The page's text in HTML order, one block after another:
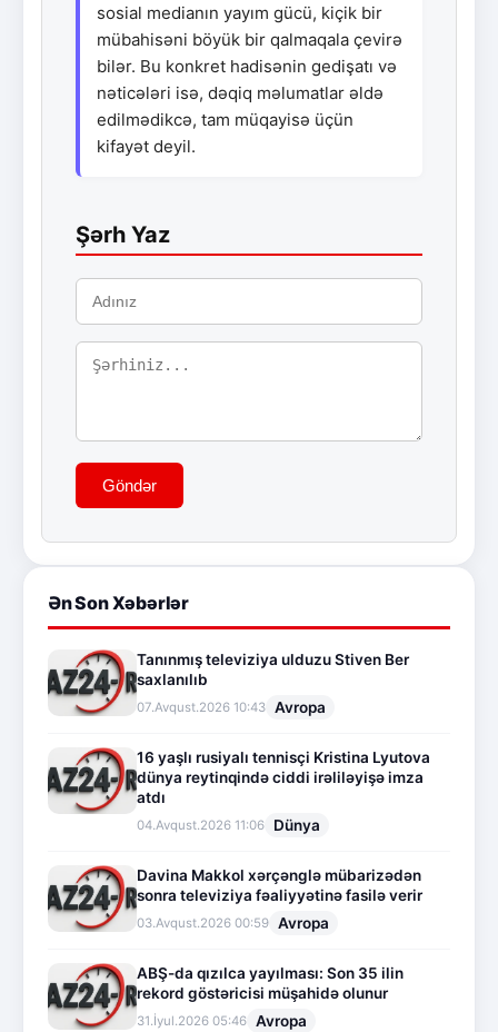
sosial medianın yayım gücü, kiçik bir
mübahisəni böyük bir qalmaqala çevirə
bilər. Bu konkret hadisənin gedişatı və
nəticələri isə, dəqiq məlumatlar əldə
edilmədikcə, tam müqayisə üçün
kifayət deyil.
Şərh Yaz
Göndər
Ən Son Xəbərlər
Tanınmış televiziya ulduzu Stiven Ber
saxlanılıb
07.Avqust.2026 10:43 Avropa
16 yaşlı rusiyalı tennisçi Kristina Lyutova
dünya reytinqində ciddi irəliləyişə imza
atdı
04.Avqust.2026 11:06 Dünya
Davina Makkol xərçənglə mübarizədən
sonra televiziya fəaliyyətinə fasilə verir
03.Avqust.2026 00:59 Avropa
ABŞ-da qızılca yayılması: Son 35 ilin
rekord göstəricisi müşahidə olunur
31.İyul.2026 05:46 Avropa